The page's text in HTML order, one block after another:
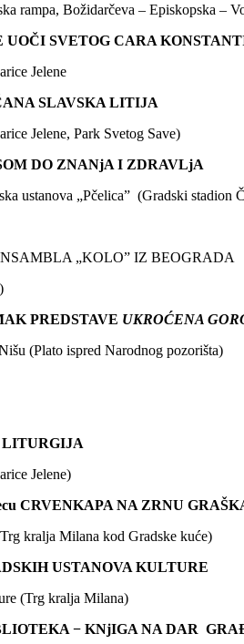
rampa, Božidarčeva – Episkopska –
UOČI SVETOG CARA
Jelene
SLAVSKA LITIJA
Jelene, Park Svetog Save)
DO ZNANjA I ZDRAVLjA
ustanova „Pčelica” (Gradski stadion
„KOLO” IZ BEOGRADA
PREDSTAVE UKROĆENA
(Plato ispred Narodnog pozorišta)
LITURGIJA
Jelene)
CRVENKAPA NA ZRNU
kralja Milana kod Gradske kuće)
USTANOVA KULTURE
(Trg kralja Milana)
− KNjIGA NA DAR